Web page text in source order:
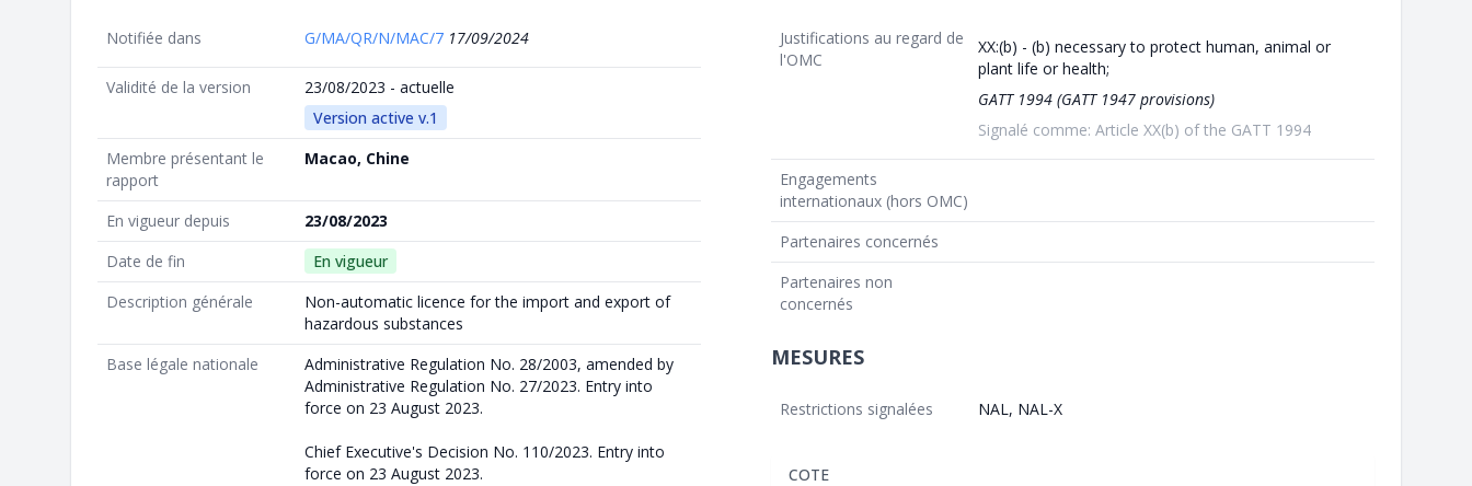
Notifiée dans G/MA/QR/N/MAC/7 17/09/2024
Validité de la version
23/08/2023 - actuelle
Version active v.1
Membre présentant le
rapport
Macao, Chine
En vigueur depuis
23/08/2023
Date de fin
En vigueur
Description générale
Non-automatic licence for the import and export of
hazardous substances
Base légale nationale
Administrative Regulation No. 28/2003, amended by
Administrative Regulation No. 27/2023. Entry into
force on 23 August 2023.
Chief Executive's Decision No. 110/2023. Entry into
force on 23 August 2023.
Justifications au regard de
l'OMC
XX:(b) - (b) necessary to protect human, animal or
plant life or health;
GATT 1994 (GATT 1947 provisions)
Signalé comme: Article XX(b) of the GATT 1994
Engagements
internationaux (hors OMC)
Partenaires concernés
Partenaires non
concernés
MESURES
Restrictions signalées NAL, NAL-X
COTE